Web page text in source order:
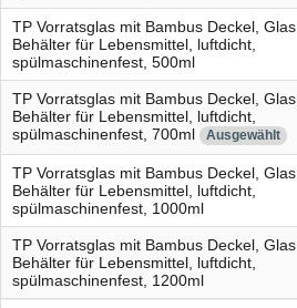
TP Vorratsglas mit Bambus Deckel, Glas
Behälter für Lebensmittel, luftdicht,
spülmaschinenfest, 500ml
TP Vorratsglas mit Bambus Deckel, Glas
Behälter für Lebensmittel, luftdicht,
spülmaschinenfest, 700ml
Ausgewählt
TP Vorratsglas mit Bambus Deckel, Glas
Behälter für Lebensmittel, luftdicht,
spülmaschinenfest, 1000ml
TP Vorratsglas mit Bambus Deckel, Glas
Behälter für Lebensmittel, luftdicht,
spülmaschinenfest, 1200ml